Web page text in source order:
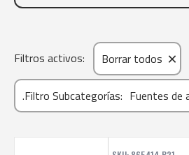
Filtros activos: Borrar todos ×
.Filtro Subcategorías: Fuentes de